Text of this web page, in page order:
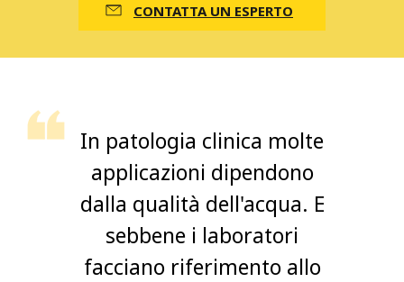
CONTATTA UN ESPERTO
In patologia clinica molte
applicazioni dipendono
dalla qualità dell'acqua. E
sebbene i laboratori
facciano riferimento allo